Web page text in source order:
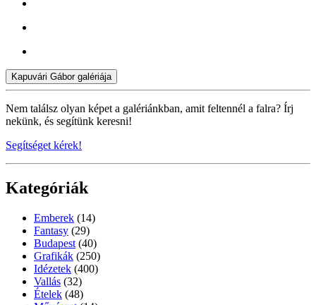
Kapuvári Gábor galériája
Nem találsz olyan képet a galériánkban, amit feltennél a falra? Írj
nekünk, és segítünk keresni!
Segítséget kérek!
Kategóriák
Emberek (14)
Fantasy (29)
Budapest (40)
Grafikák (250)
Idézetek (400)
Vallás (32)
Ételek (48)